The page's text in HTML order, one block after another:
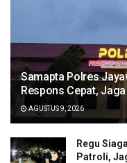
Samapta Polres
Respons Cepat,
AGUSTUS 9, 2026
Regu
Patroli,